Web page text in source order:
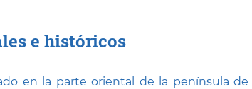
e históricos
en la parte oriental de la península